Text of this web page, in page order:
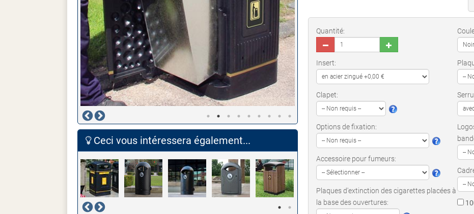
Ceci vous intéressera également...
Quantité:
Insert:
Clapet:
Options de fixation:
Accessoire pour fumeurs:
Plaques d'extinction des cigarettes placées à
la base des ouvertures: